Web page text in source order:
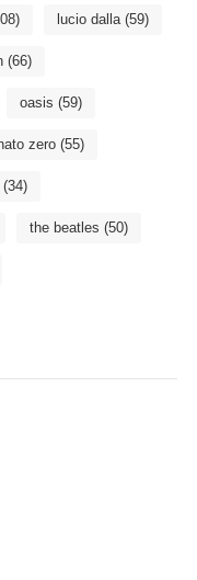
lucio dalla(59)
(66)
oasis (59)
zero(55)
the beatles (50)